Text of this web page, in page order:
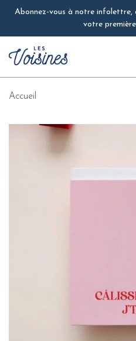
Abonnez-vous à notre infolettre,
votre
Accueil